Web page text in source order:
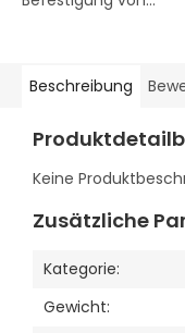
Beschreibung
Keine
Zusätzliche
Kategorie:
Gewicht: